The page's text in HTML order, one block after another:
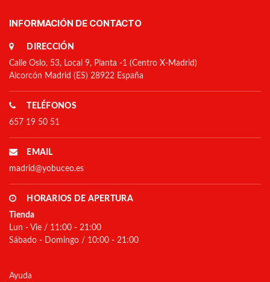
INFORMACIÓN DE CONTACTO
DIRECCIÓN
Calle Oslo, 53, Local 9, Planta -1 (Centro X-Madrid)
Alcorcón Madrid (ES) 28922 España
TELÉFONOS
657 19 50 51
EMAIL
madrid@yobuceo.es
HORARIOS DE APERTURA
Tienda
Lun - Vie / 11:00 - 21:00
Sábado - Domingo / 10:00 - 21:00
Ayuda